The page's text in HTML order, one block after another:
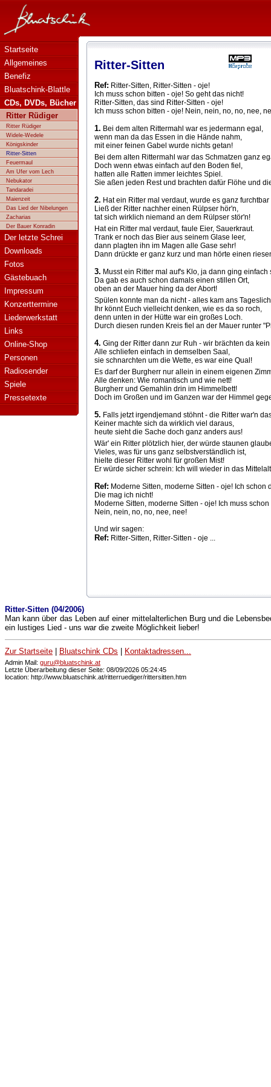
Bluatschink - Ritter-Sitten - Text
Startseite
Allgemeines
Benefiz
Bluatschink-Blattle
CDs, DVDs, Bücher
Ritter Rüdiger
Ritter Rüdiger
Widele-Wedele
Königskinder
Ritter-Sitten
Feuermaul
Am Ufer vom Lech
Nebukator
Tandaradei
Maienzeit
Das Lied der Nibelungen
Zacharias
Der Bauer Konradin
Der letzte Schrei
Downloads
Fotos
Gästebuach
Impressum
Konzerttermine
Liederwerkstatt
Links
Online-Shop
Personen
Radiosender
Spiele
Pressetexte
Ritter-Sitten
Ref: Ritter-Sitten, Ritter-Sitten - oje!
Ich muss schon bitten - oje! So geht das nicht!
Ritter-Sitten, das sind Ritter-Sitten - oje!
Ich muss schon bitten - oje! Nein, nein, no, no, nee,
1. Bei dem alten Rittermahl war es jedermann egal,
wenn man da das Essen in die Hände nahm,
mit einer feinen Gabel wurde nichts getan!
Bei dem alten Rittermahl war das Schmatzen ganz
Doch wenn etwas einfach auf den Boden fiel,
hatten alle Ratten immer leichtes Spiel.
Sie aßen jeden Rest und brachten dafür Flöhe und
2. Hat ein Ritter mal verdaut, wurde es ganz furchtbar
Ließ der Ritter nachher einen Rülpser hör'n,
tat sich wirklich niemand an dem Rülpser stör'n!
Hat ein Ritter mal verdaut, faule Eier, Sauerkraut.
Trank er noch das Bier aus seinem Glase leer,
dann plagten ihn im Magen alle Gase sehr!
Dann drückte er ganz kurz und man hörte einen
3. Musst ein Ritter mal auf's Klo, ja dann ging einfach
Da gab es auch schon damals einen stillen Ort,
oben an der Mauer hing da der Abort!
Spülen konnte man da nicht - alles kam ans
Ihr könnt Euch vielleicht denken, wie es da so roch,
denn unten in der Hütte war ein großes Loch.
Durch diesen runden Kreis fiel an der Mauer runter
4. Ging der Ritter dann zur Ruh - wir brächten da kein
Alle schliefen einfach in demselben Saal,
sie schnarchten um die Wette, es war eine Qual!
Es darf der Burgherr nur allein in einem eigenen
Alle denken: Wie romantisch und wie nett!
Burgherr und Gemahlin drin im Himmelbett!
Doch im Großen und im Ganzen war der Himmel
5. Falls jetzt irgendjemand stöhnt - die Ritter war'n
Keiner machte sich da wirklich viel daraus,
heute sieht die Sache doch ganz anders aus!
Wär' ein Ritter plötzlich hier, der würde staunen
Vieles, was für uns ganz selbstverständlich ist,
hielte dieser Ritter wohl für großen Mist!
Er würde sicher schrein: Ich will wieder in das
Ref: Moderne Sitten, moderne Sitten - oje! Ich schon
Die mag ich nicht!
Moderne Sitten, moderne Sitten - oje! Ich muss
Nein, nein, no, no, nee, nee!
Und wir sagen:
Ref: Ritter-Sitten, Ritter-Sitten - oje ...
Ritter-Sitten (04/2006)
Man kann über das Leben auf einer mittelalterlichen Burg und die
ein lustiges Lied - uns war die zweite Möglichkeit lieber!
Zur Startseite Bluatschink CDs Kontaktadressen...
Admin Mail: guru@bluatschink.at
Letzte Überarbeitung dieser Seite: 08/09/2026 05:24:45
location: http://www.bluatschink.at/ritterruediger/rittersitten.htm